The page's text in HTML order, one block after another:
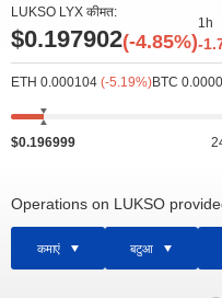
LUKSO LYX कीमत:
$0.197902(-4.85%)
1h
-
ETH 0.000104 (-5.19%)BTC
$0.196999
Operations on LUKSO
कमाएं बटुआ